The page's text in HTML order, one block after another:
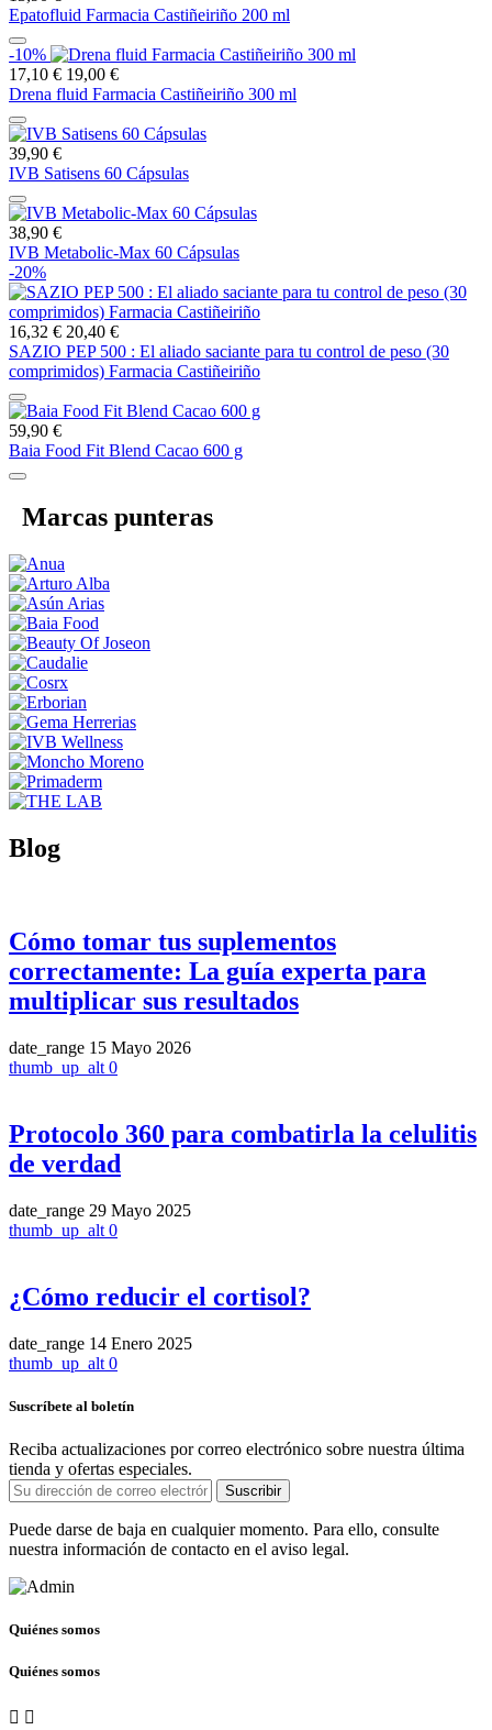
Epatofluid Farmacia Castiñeiriño 200 ml
-10%
17,10 € 19,00 €
Drena fluid Farmacia Castiñeiriño 300 ml
39,90 €
IVB Satisens 60 Cápsulas
38,90 €
IVB Metabolic-Max 60 Cápsulas
-20%
16,32 € 20,40 €
SAZIO PEP 500 : El aliado saciante para tu control de peso (30
comprimidos) Farmacia Castiñeiriño
59,90 €
Baia Food Fit Blend Cacao 600 g
Marcas punteras
Blog
Cómo tomar tus suplementos
correctamente: La guía experta para
multiplicar sus resultados
date_range 15 Mayo 2026
thumb_up_alt 0
Protocolo 360 para combatirla la celulitis
de verdad
date_range 29 Mayo 2025
thumb_up_alt 0
¿Cómo reducir el cortisol?
date_range 14 Enero 2025
thumb_up_alt 0
Suscríbete al boletín
Reciba actualizaciones por correo electrónico sobre nuestra última
tienda y ofertas especiales.
Suscribir
Puede darse de baja en cualquier momento. Para ello, consulte
nuestra información de contacto en el aviso legal.
Quiénes somos
Quiénes somos
 